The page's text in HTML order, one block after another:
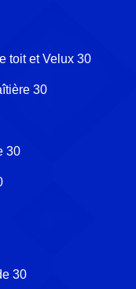
toit et Velux 30
30
30
30